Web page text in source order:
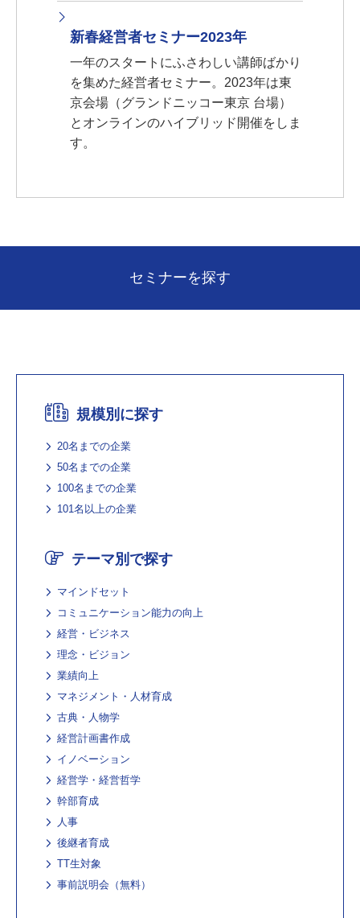
新春経営者セミナー2023年
一年のスタートにふさわしい講師ばかり
を集めた経営者セミナー。2023年は東
京会場（グランドニッコー東京 台場）
とオンラインのハイブリッド開催をしま
す。
セミナーを探す
規模別に探す
20名までの企業
50名までの企業
100名までの企業
101名以上の企業
テーマ別で探す
マインドセット
コミュニケーション能力の向上
経営・ビジネス
理念・ビジョン
業績向上
マネジメント・人材育成
古典・人物学
経営計画書作成
イノベーション
経営学・経営哲学
幹部育成
人事
後継者育成
TT生対象
事前説明会（無料）